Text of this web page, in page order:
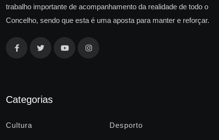
trabalho importante de acompanhamento da realidade de todo o
Concelho, sendo que esta é uma aposta para manter e reforçar.
Categorias
Cultura Desporto